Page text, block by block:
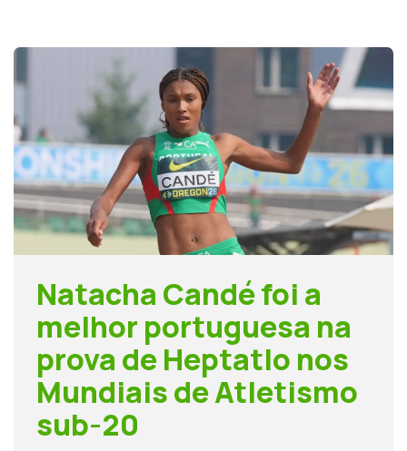
Natacha Candé foi a
melhor portuguesa na
prova de Heptatlo nos
Mundiais de Atletismo
sub-20